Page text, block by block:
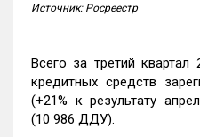
Источник: Росреестр
Всего за третий квартал
кредитных средств
(+21% к результату
(10 986 ДДУ).